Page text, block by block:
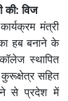
की: विज
मंत्री
हब बनाने के
स्थापित
सहित
से प्रदेश में